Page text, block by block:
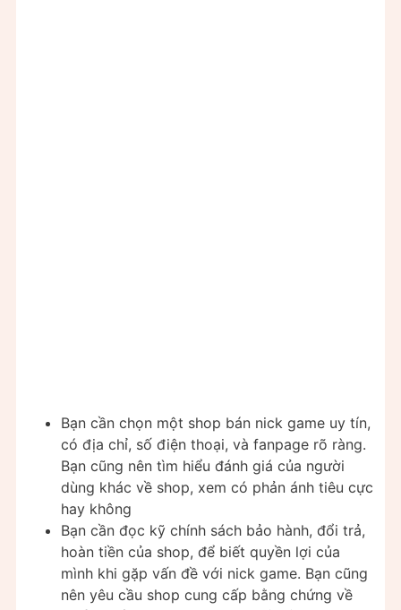
Bạn cần chọn một shop bán nick game uy tín,
có địa chỉ, số điện thoại, và fanpage rõ ràng.
Bạn cũng nên tìm hiểu đánh giá của người
dùng khác về shop, xem có phản ánh tiêu cực
hay không
Bạn cần đọc kỹ chính sách bảo hành, đổi trả,
hoàn tiền của shop, để biết quyền lợi của
mình khi gặp vấn đề với nick game. Bạn cũng
nên yêu cầu shop cung cấp bằng chứng về